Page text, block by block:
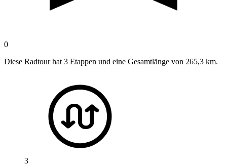
0
Diese Radtour hat 3 Etappen und eine Gesamtlänge von 265,3 km.
3